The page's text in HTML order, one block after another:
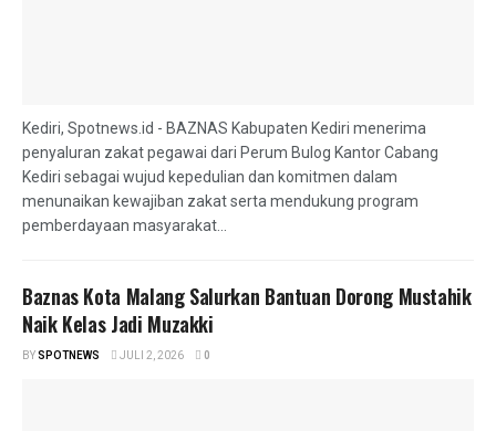
Kediri, Spotnews.id - BAZNAS Kabupaten Kediri menerima
penyaluran zakat pegawai dari Perum Bulog Kantor Cabang
Kediri sebagai wujud kepedulian dan komitmen dalam
menunaikan kewajiban zakat serta mendukung program
pemberdayaan masyarakat...
Baznas Kota Malang Salurkan Bantuan Dorong Mustahik
Naik Kelas Jadi Muzakki
BYSPOTNEWS JULI 2, 2026 0